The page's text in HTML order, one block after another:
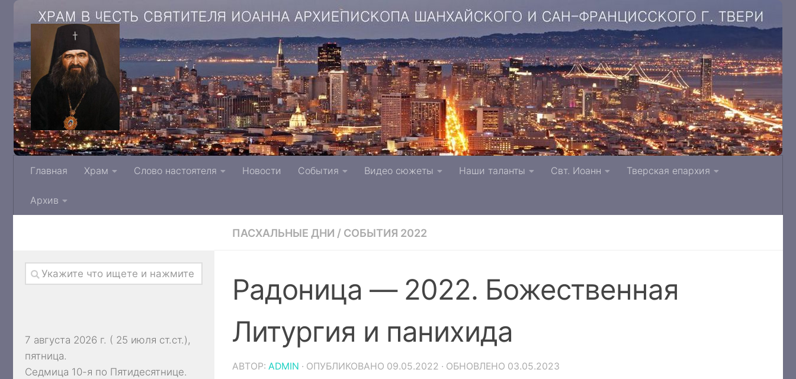
Храм в честь святителя Иоанна Архиепископа Шанхайского и Сан-Францисского г. Тверь п. Литвинки Тверская и Кашинская епархия
Тверской митрополии Русской Православной Церкви
Главная Храм Слово настоятеля Новости События Видео сюжеты Наши таланты Свт. Иоанн Тверская епархия
Архив
ПАСХАЛЬНЫЕ ДНИ / СОБЫТИЯ 2022
Радоница — 2022. Божественная
Литургия и панихида
АВТОР: ADMIN · ОПУБЛИКОВАНО 09.05.2022 · ОБНОВЛЕНО 03.05.2023
7 августа 2026 г. ( 25 июля ст.ст.),
пятница.
Седмица 10-я по Пятидесятнице.